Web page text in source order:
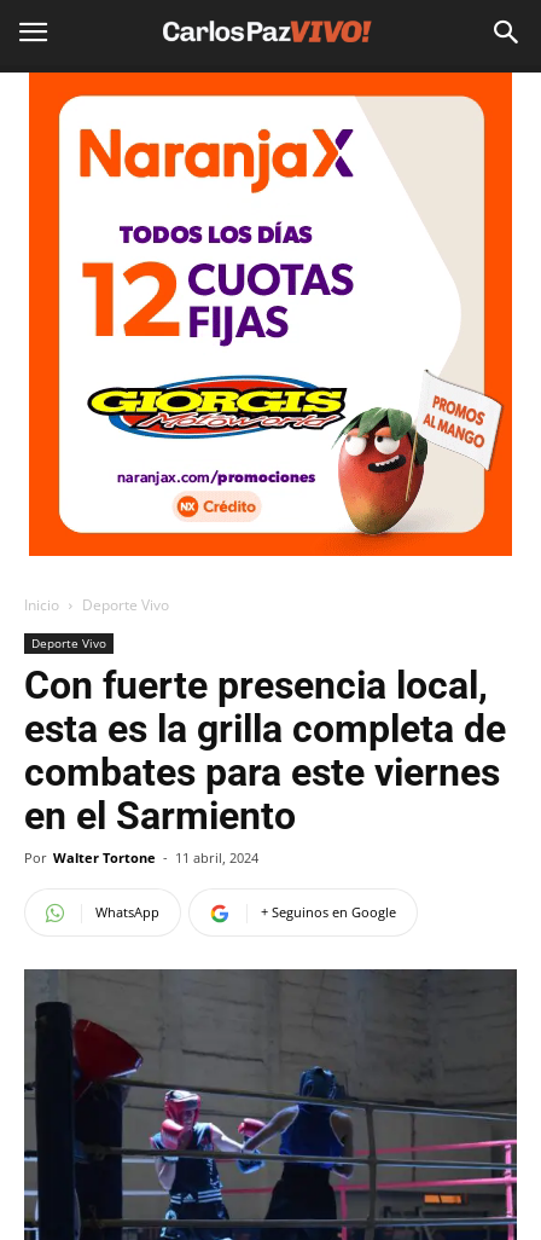
Inicio Deporte Vivo
Deporte Vivo
Con fuerte presencia local,
esta es la grilla completa de
combates para este viernes
en el Sarmiento
Por Walter Tortone - 11 abril, 2024
WhatsApp + Seguinos en Google